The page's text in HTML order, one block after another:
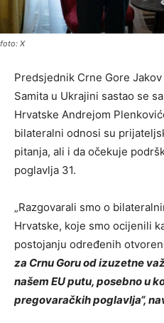
foto: X
Predsjednik Crne Gore
Samita u Ukrajini sastao se
Hrvatske Andrejom
bilateralni odnosi su
pitanja, ali i da očekuje
poglavlja 31.
„Razgovarali smo o
Hrvatske, koje smo ocijenili
postojanju određenih
za Crnu Goru od izuzetne
našem EU putu, posebno u
pregovaračkih poglavlja“,